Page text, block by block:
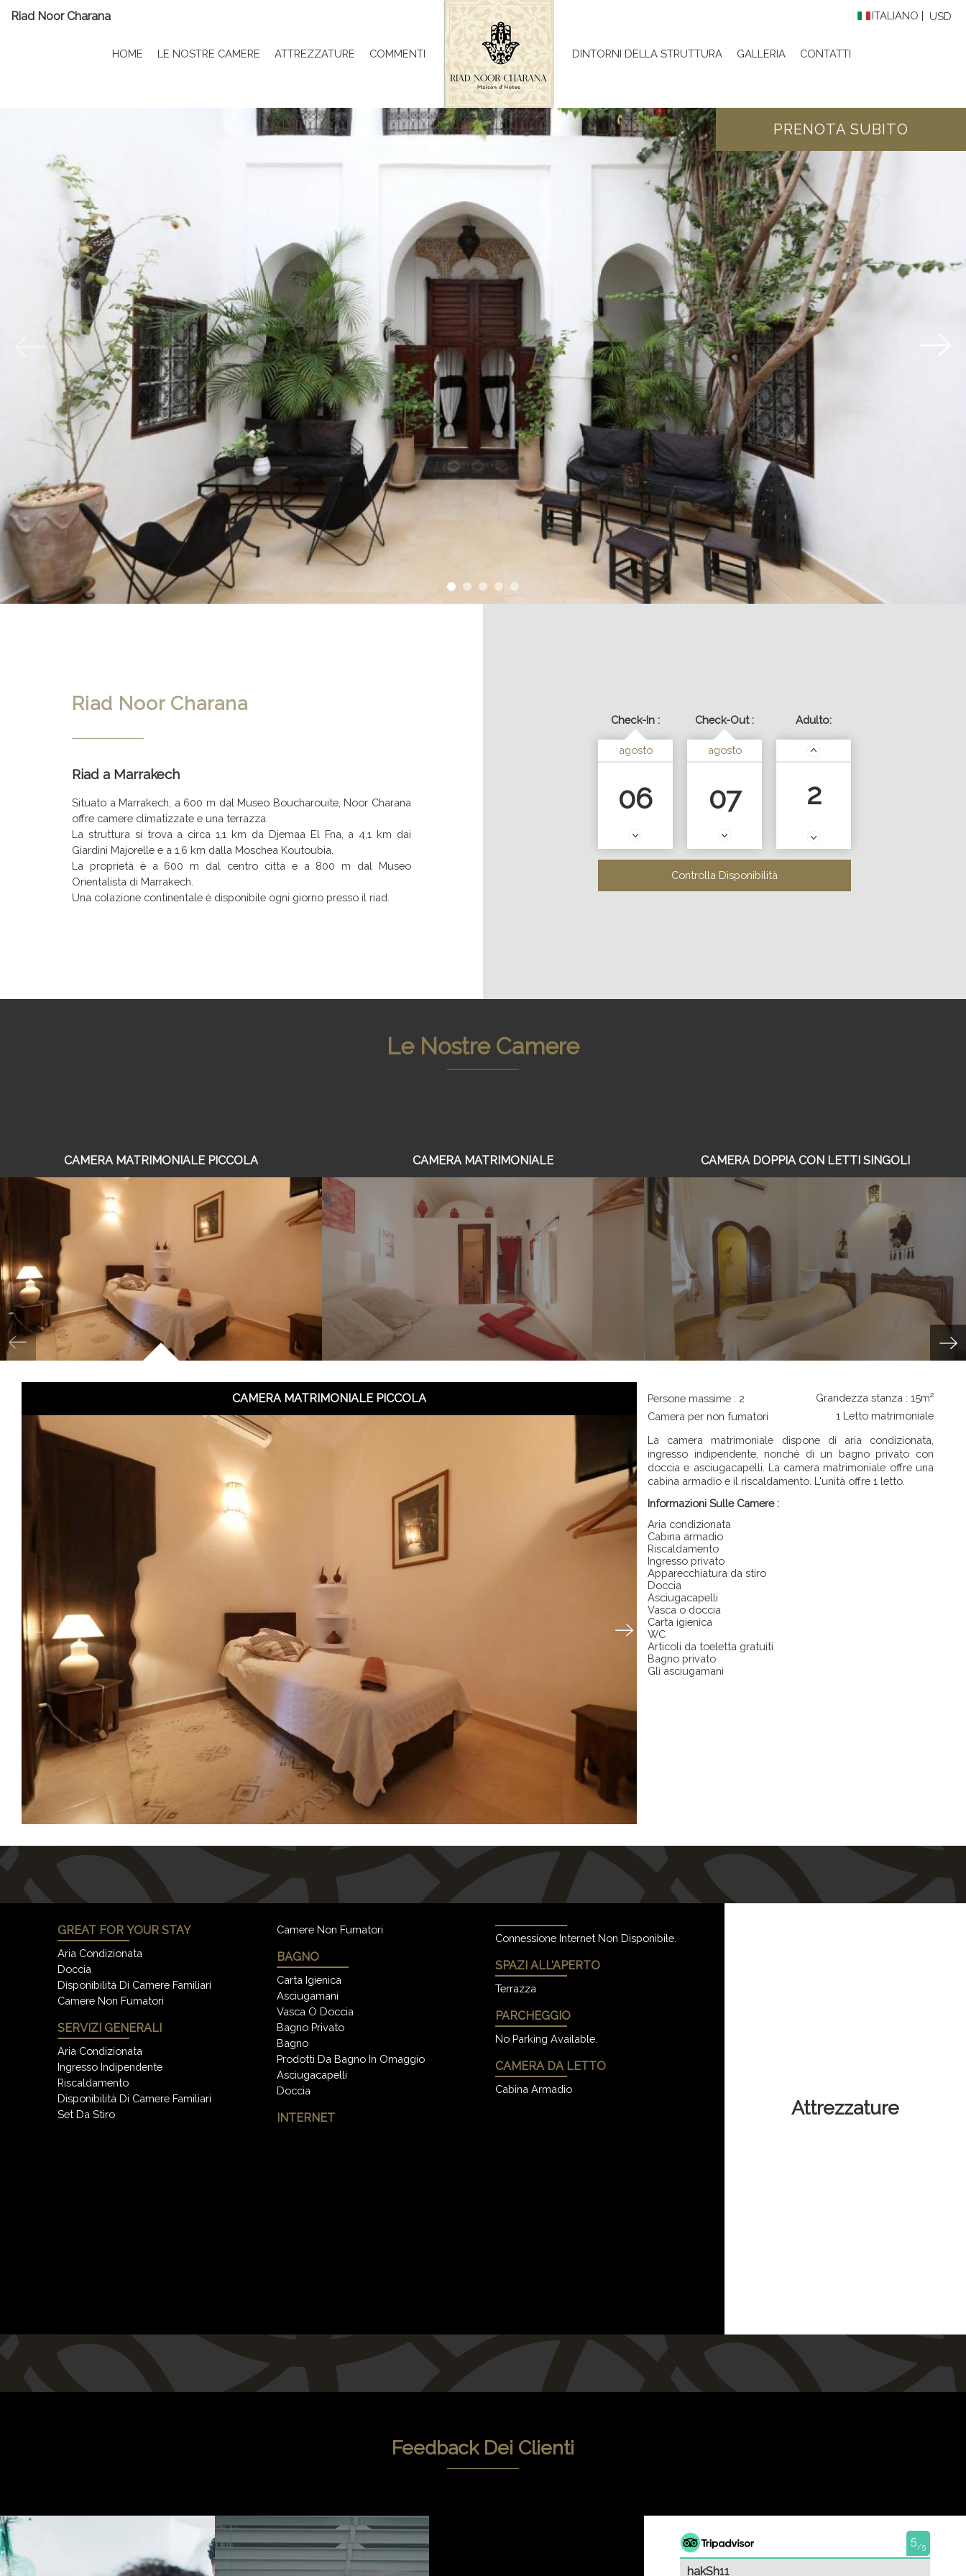
Riad Noor Charana
HOME LE NOSTRE CAMERE ATTREZZATURE COMMENTI DINTORNI DELLA STRUTTURA GALLERIA CONTATTI
ITALIANO USD
PRENOTA SUBITO
Riad Noor Charana
Riad a Marrakech
Situato a Marrakech, a 600 m dal Museo Boucharouite, Noor Charana
offre camere climatizzate e una terrazza.
La struttura si trova a circa 1,1 km da Djemaa El Fna, a 4,1 km dai
Giardini Majorelle e a 1,6 km dalla Moschea Koutoubia.
La proprietà è a 600 m dal centro città e a 800 m dal Museo
Orientalista di Marrakech.
Una colazione continentale è disponibile ogni giorno presso il riad.
2026-08-06 / 2026-08-07
Check-In :
agosto
06
Check-Out :
agosto
07
Adulto:
2
Le Nostre Camere
CAMERA MATRIMONIALE PICCOLA CAMERA MATRIMONIALE CAMERA DOPPIA CON LETTI SINGOLI
CAMERA MATRIMONIALE PICCOLA Persone massime : 2
Grandezza stanza : 15m²
Camera per non fumatori
1 Letto matrimoniale
La camera matrimoniale dispone di aria condizionata,
ingresso indipendente, nonché di un bagno privato con
doccia e asciugacapelli. La camera matrimoniale offre una
cabina armadio e il riscaldamento. L'unità offre 1 letto.
Informazioni Sulle Camere :
Aria condizionata
Cabina armadio
riscaldamento
Ingresso privato
apparecchiatura da stiro
doccia
Asciugacapelli
Vasca o doccia
carta igienica
WC
Articoli da toeletta gratuiti
Bagno privato
Gli asciugamani
GREAT FOR YOUR STAY
Aria Condizionata
Doccia
Disponibilità Di Camere Familiari
Camere Non Fumatori
SERVIZI GENERALI
Aria Condizionata
Ingresso Indipendente
Riscaldamento
Disponibilità Di Camere Familiari
Set Da Stiro
Camere Non Fumatori
BAGNO
Carta Igienica
Asciugamani
Vasca O Doccia
Bagno Privato
Bagno
Prodotti Da Bagno In Omaggio
Asciugacapelli
Doccia
INTERNET
Connessione Internet Non Disponibile.
SPAZI ALL'APERTO
Terrazza
PARCHEGGIO
No Parking Available.
CAMERA DA LETTO
Cabina Armadio
Attrezzature
Feedback Dei Clienti
hakSh11
5/5